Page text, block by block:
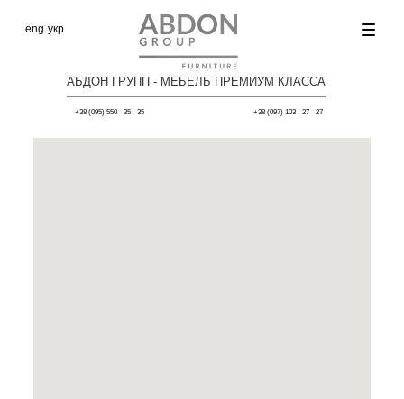
АБДОН ГРУПП - МЕБЕЛЬ ПРЕМИУМ КЛАССА
eng укр
+38 (095) 550 - 35 - 35 +38 (097) 103 - 27 - 27